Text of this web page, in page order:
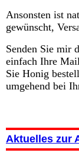
Ansonsten ist
gewünscht,
Senden Sie mir
einfach Ihre
Sie Honig
umgehend bei
Aktuelles zur